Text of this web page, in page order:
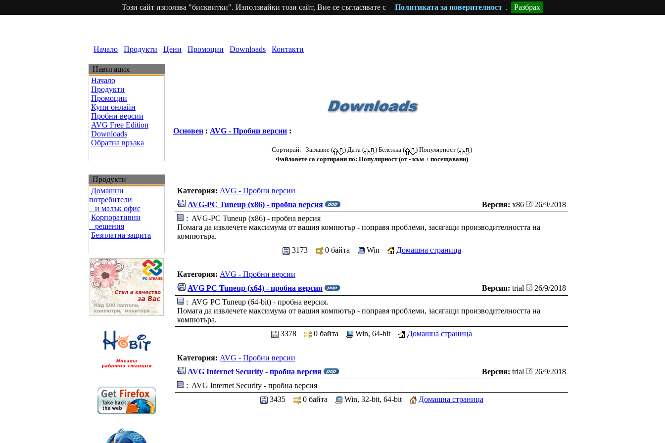
Този сайт използва "бисквитки". Използвайки този сайт, Вие се съгласявате с Политиката за поверителност . Разбрах
Начало Продукти Цени Промоции Downloads Контакти
Навигация
Начало
Продукти
Промоции
Купи онлайн
Пробни версии
AVG Free Edition
Downloads
Обратна връзка
Продукти
Домашни
потребители
и малък офис
Корпоративни
решения
Безплатна защита
Основен : AVG - Пробни версии :
Сортирай: Заглавие ( ) Дата ( ) Бележка ( ) Популярност (
)
Файловете са сортирани по: Популярност (от - към + посещавани)
Категория: AVG - Пробни версии
AVG-PC Tuneup (x86) - пробна версия
Версия: x86
26/9/2018
: AVG-PC Tuneup (x86) - пробна версия
Помага да извлечете максимума от вашия компютър - поправя проблеми, засягащи производителността на
компютъра.
3173
0 байта Win Домашна страница
Категория: AVG - Пробни версии
AVG PC Tuneup (x64) - пробна версия
Версия: trial
26/9/2018
: AVG PC Tuneup (64-bit) - пробна версия.
Помага да извлечете максимума от вашия компютър - поправя проблеми, засягащи производителността на
компютъра.
3378
0 байта Win, 64-bit Домашна страница
Категория: AVG - Пробни версии
AVG Internet Security - пробна версия
Версия: trial
26/9/2018
: AVG Internet Security - пробна версия
3435
0 байта Win, 32-bit, 64-bit Домашна страница